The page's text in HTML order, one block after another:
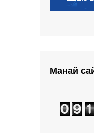
Манай